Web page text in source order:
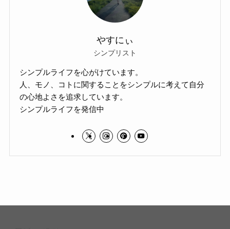
やすにぃ
シンプリスト
シンプルライフを心がけています。
人、モノ、コトに関することをシンプルに考えて自分
の心地よさを追求しています。
シンプルライフを発信中